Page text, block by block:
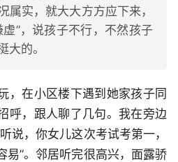
属实，就大大方方应下来，
”，说孩子不行，不然孩子
大的。
，在小区楼下遇到她家孩子同
呼，跟人聊了几句。我在旁边
说，你女儿这次考试考第一，
易”。邻居听完很高兴，面露骄